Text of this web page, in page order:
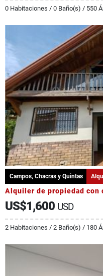
0 Habitaciones / 0 Baño(s) / 550
Campos, Chacras y Quintas
Alquiler de propiedad con
US$1,600 USD
2 Habitaciones / 2 Baño(s) / 180